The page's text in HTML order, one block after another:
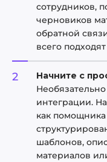
сотрудников,
черновиков
обратной
всего
Начните с
интеграции.
как помощника
шаблонов,
материалов